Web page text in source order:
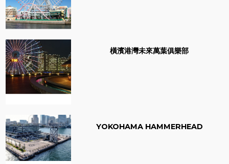
橫濱港灣未來萬葉俱樂部
YOKOHAMA HAMMERHEAD